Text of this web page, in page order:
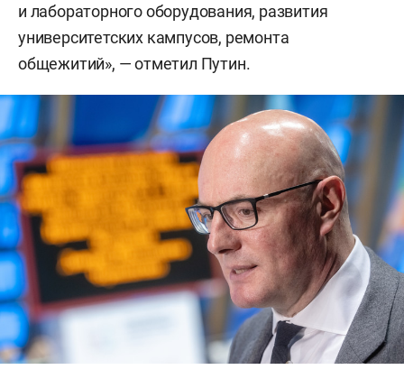
и лабораторного оборудования, развития
университетских кампусов, ремонта
общежитий», — отметил Путин.